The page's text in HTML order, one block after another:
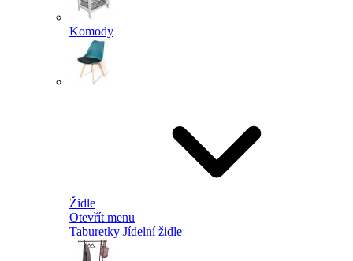
Komody
Židle
Otevřít menu
Taburetky Jídelní židle